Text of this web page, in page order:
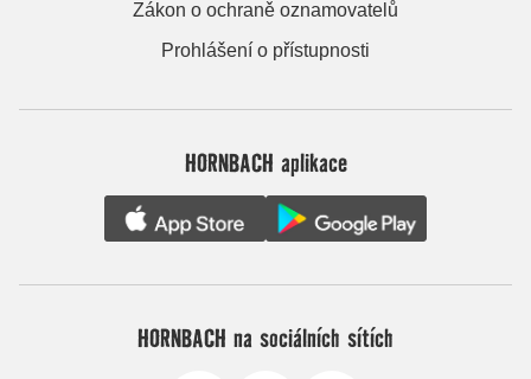
Zákon o ochraně oznamovatelů
Prohlášení o přístupnosti
HORNBACH aplikace
HORNBACH na sociálních sítích